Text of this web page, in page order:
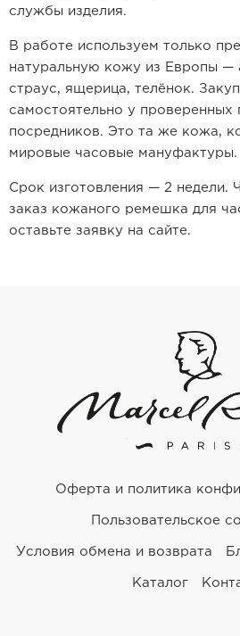
службы изделия.
В работе используем только
натуральную кожу из Европы —
страус, ящерица, телёнок.
самостоятельно у проверенных
посредников. Это та же кожа,
мировые часовые мануфактуры.
Срок изготовления — 2 недели.
заказ кожаного ремешка для
оставьте заявку на сайте.
Оферта и политика
Пользовательское
Условия обмена и возврата
Каталог